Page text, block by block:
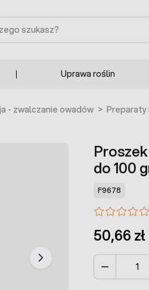
Uprawa roślin
- zwalczanie owadów > Preparaty
do 100
F9678
50,66 zł